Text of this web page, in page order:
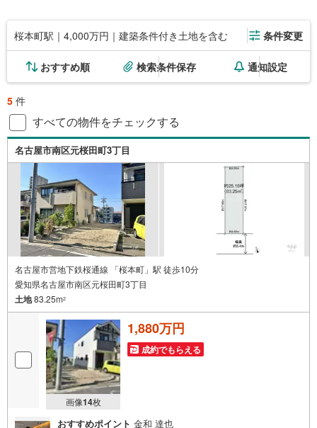
桜本町駅｜4,000万円｜建築条件付き土地を含む 条件変更
おすすめ順 検索条件保存 通知設定
5 件
すべての物件をチェックする
名古屋市南区元桜田町3丁目
名古屋市営地下鉄桜通線 「桜本町」駅 徒歩10分
愛知県名古屋市南区元桜田町3丁目
土地83.25m2
画像14枚
1,880万円
成約でもらえる
おすすめポイント 金和 達也